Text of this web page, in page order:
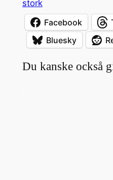
stork
Facebook
Bluesky
Du kanske också